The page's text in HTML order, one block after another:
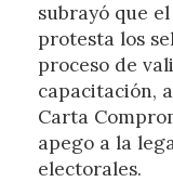
subrayó que
protesta los
proceso de
capacitación,
Carta
apego a la
electorales.